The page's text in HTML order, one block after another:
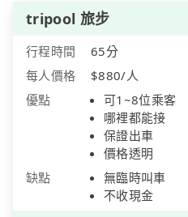
tripool 旅步
行程時間
65分
每人價格
$880/人
優點
可1~8位乘客
哪裡都能接
保證出車
價格透明
缺點
無臨時叫車
不收現金